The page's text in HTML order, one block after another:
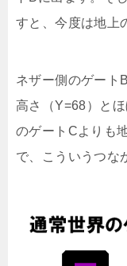
すと、今度は地上
ネザー側のゲート
高さ（Y=68）と
のゲートCよりも
で、こういうつな